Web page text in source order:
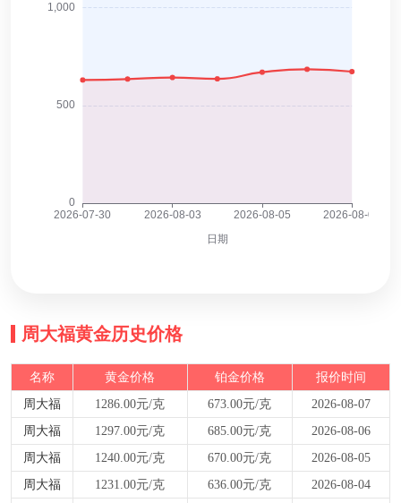
周大福黄金历史价格
名称 黄金价格 铂金价格
报价时间
周大福
1286.00元/克 673.00元/克
2026-08-07
周大福
1297.00元/克 685.00元/克
2026-08-06
周大福
1240.00元/克 670.00元/克
2026-08-05
周大福
1231.00元/克 636.00元/克
2026-08-04